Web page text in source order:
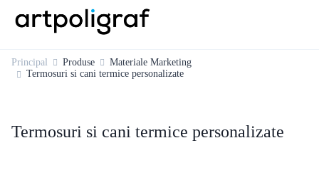
Principal Produse
Materiale Marketing
Termosuri si cani termice personalizate
Termosuri si cani termice personalizate